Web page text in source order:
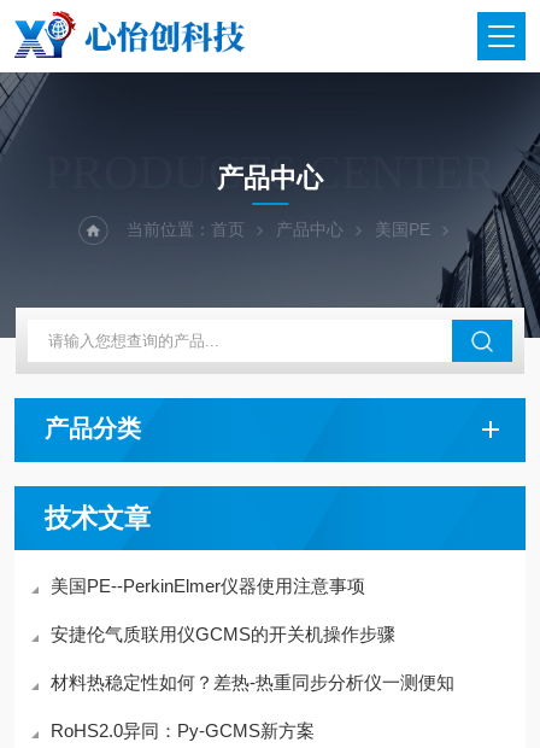
PRODUCTS CENTER
产品中心
当前位置： 首页 产品中心 美国PE
产品分类
技术文章
美国PE--PerkinElmer仪器使用注意事项
安捷伦气质联用仪GCMS的开关机操作步骤
材料热稳定性如何？差热-热重同步分析仪一测便知
RoHS2.0异同：Py-GCMS新方案